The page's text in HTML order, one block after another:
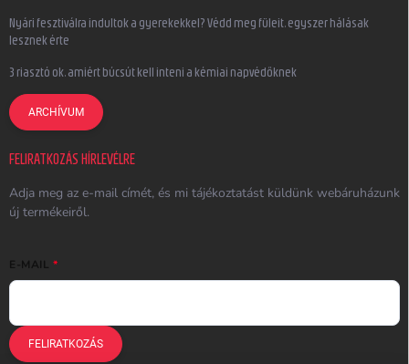
Nyári fesztiválra indultok a gyerekekkel? Védd meg füleit, egyszer hálásak
lesznek érte
3 riasztó ok, amiért búcsút kell inteni a kémiai napvédőknek
ARCHÍVUM
FELIRATKOZÁS HÍRLEVÉLRE
Adja meg az e-mail címét, és mi tájékoztatást küldünk webáruházunk
új termékeiről.
E-MAIL
FELIRATKOZÁS